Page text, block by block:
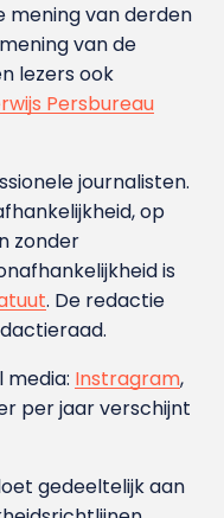
mening van derden
van de
lezers ook
Persbureau
journalisten.
op
zonder
is
. De redactie
media: Instragram,
per jaar verschijnt
gedeeltelijk aan